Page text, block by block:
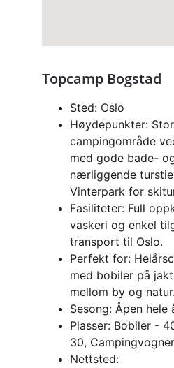
Topcamp Bogstad
Sted: Oslo
Høydepunkter:
campingområde
med gode bade-
nærliggende
Vinterpark for
Fasiliteter: Full
vaskeri og enkel
transport til Oslo.
Perfekt for:
med bobiler på
mellom by og natur.
Sesong: Åpen hele
Plasser: Bobiler -
30,
Nettsted: